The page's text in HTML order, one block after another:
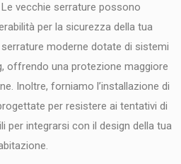
vecchie serrature possono
per la sicurezza della tua
moderne dotate di sistemi
offrendo una protezione maggiore
Inoltre, forniamo l’installazione di
per resistere ai tentativi di
per integrarsi con il design della tua